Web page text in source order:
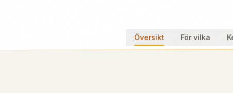
Översikt För vilka